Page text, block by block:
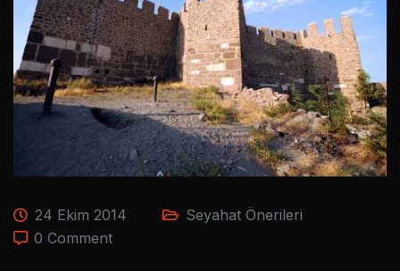
24 Ekim 2014
Seyahat Önerileri
0 Comment